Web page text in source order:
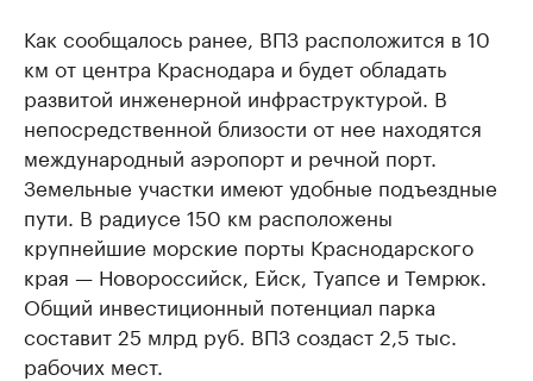
Как сообщалось ранее, ВПЗ расположится в 10
км от центра Краснодара и будет обладать
развитой инженерной инфраструктурой. В
непосредственной близости от нее находятся
международный аэропорт и речной порт.
Земельные участки имеют удобные подъездные
пути. В радиусе 150 км расположены
крупнейшие морские порты Краснодарского
края — Новороссийск, Ейск, Туапсе и Темрюк.
Общий инвестиционный потенциал парка
составит 25 млрд руб. ВПЗ создаст 2,5 тыс.
рабочих мест.